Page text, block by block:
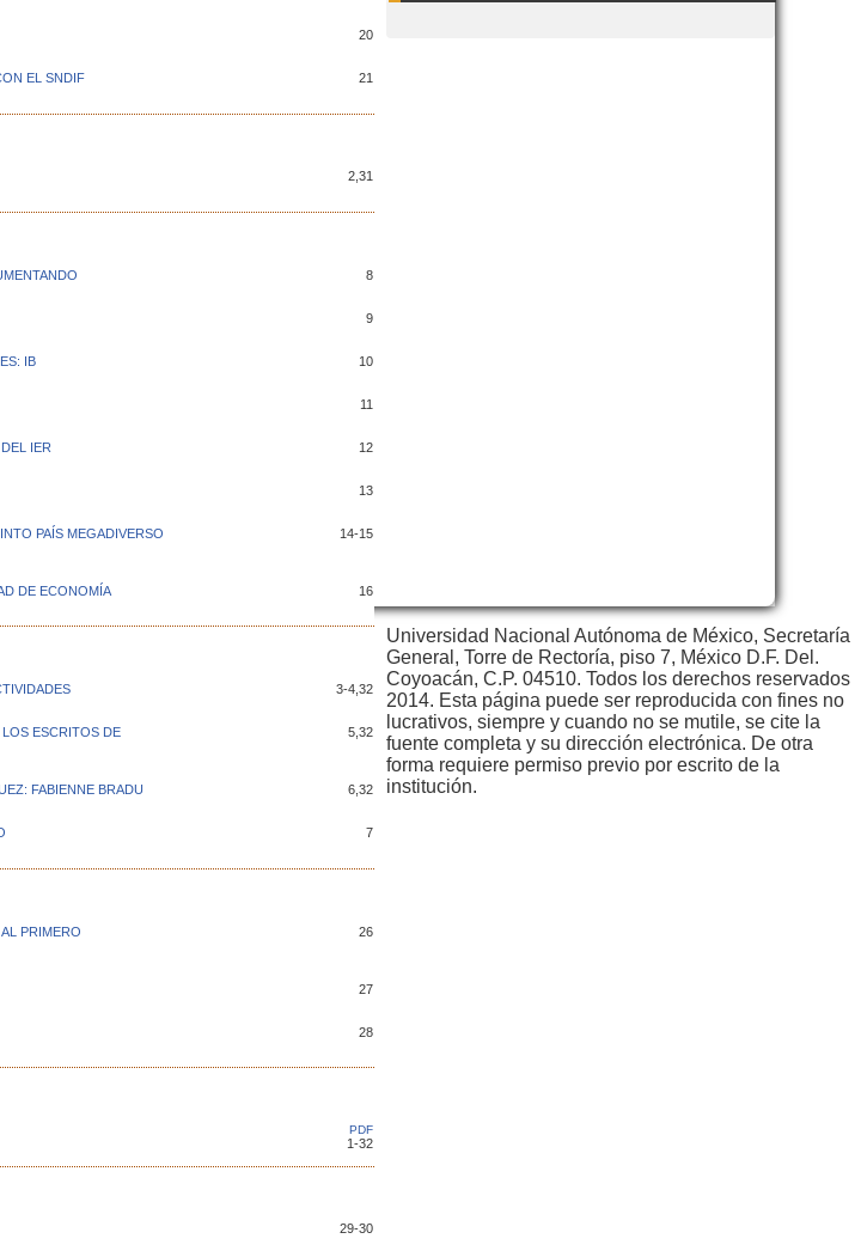
20
EL SNDIF
21
2,31
8
9
IB
10
11
IER
12
13
PAÍS MEGADIVERSO
14-15
DE ECONOMÍA
16
3-4,32
ESCRITOS DE
5,32
FABIENNE BRADU
6,32
7
PRIMERO
26
27
28
PDF
1-32
29-30
Universidad Nacional Autónoma de México, Secretaría
General, Torre de Rectoría, piso 7, México D.F. Del.
Coyoacán, C.P. 04510. Todos los derechos reservados
2014. Esta página puede ser reproducida con fines no
lucrativos, siempre y cuando no se mutile, se cite la
fuente completa y su dirección electrónica. De otra
forma requiere permiso previo por escrito de la
institución.